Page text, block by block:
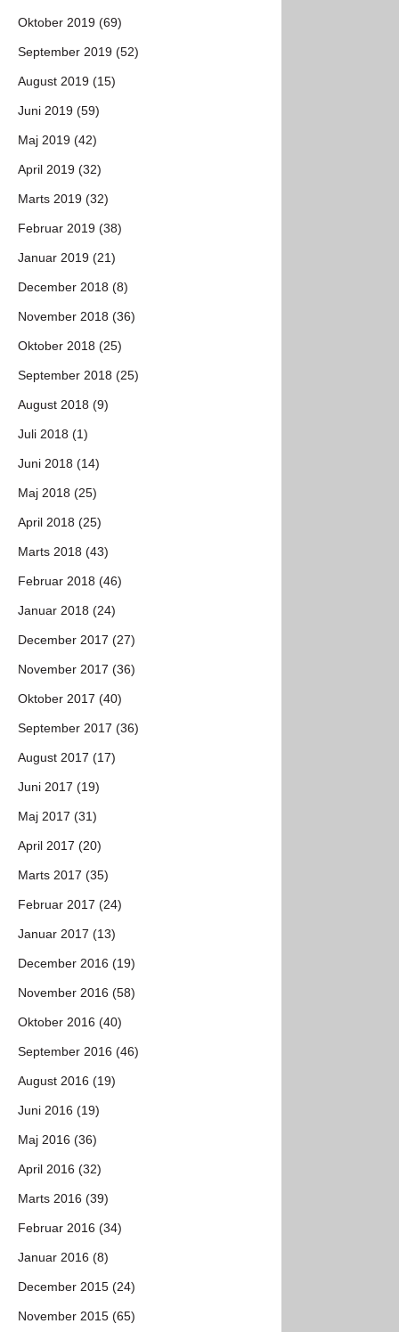
Oktober 2019 (69)
September 2019 (52)
August 2019 (15)
Juni 2019 (59)
Maj 2019 (42)
April 2019 (32)
Marts 2019 (32)
Februar 2019 (38)
Januar 2019 (21)
December 2018 (8)
November 2018 (36)
Oktober 2018 (25)
September 2018 (25)
August 2018 (9)
Juli 2018 (1)
Juni 2018 (14)
Maj 2018 (25)
April 2018 (25)
Marts 2018 (43)
Februar 2018 (46)
Januar 2018 (24)
December 2017 (27)
November 2017 (36)
Oktober 2017 (40)
September 2017 (36)
August 2017 (17)
Juni 2017 (19)
Maj 2017 (31)
April 2017 (20)
Marts 2017 (35)
Februar 2017 (24)
Januar 2017 (13)
December 2016 (19)
November 2016 (58)
Oktober 2016 (40)
September 2016 (46)
August 2016 (19)
Juni 2016 (19)
Maj 2016 (36)
April 2016 (32)
Marts 2016 (39)
Februar 2016 (34)
Januar 2016 (8)
December 2015 (24)
November 2015 (65)